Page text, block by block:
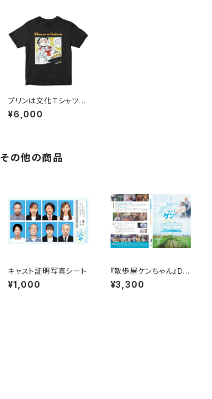
プリンは文化Tシャツ
（ブラック）
¥6,000
その他の商品
キャスト証明写真シート
¥1,000
『散歩屋ケンちゃん』DV
D（２枚組）
¥3,300